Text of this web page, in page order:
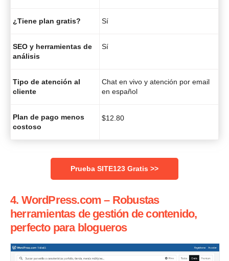
¿Tiene plan gratis? Sí
SEO y herramientas de
análisis
Sí
Tipo de atención al
cliente
Chat en vivo y atención por email
en español
Plan de pago menos
costoso
$12.80
Prueba SITE123 Gratis >>
4. WordPress.com – Robustas
herramientas de gestión de contenido,
perfecto para blogueros